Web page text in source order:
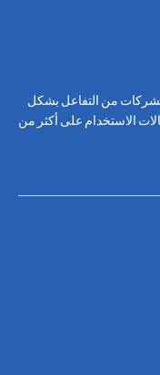
من التفاعل بشكل
الاستخدام على أكثر من